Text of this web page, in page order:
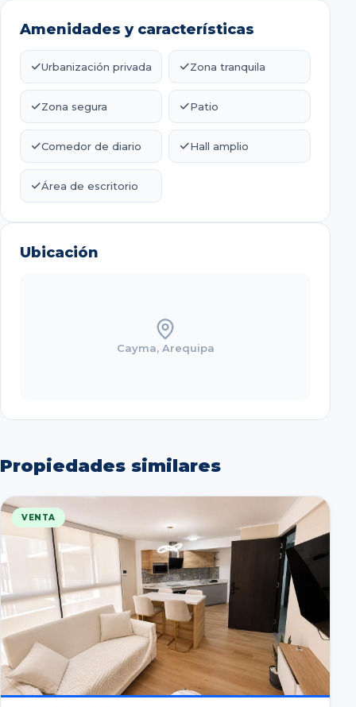
Amenidades y características
✓Urbanización privada ✓Zona tranquila
✓Zona segura ✓Patio
✓Comedor de diario ✓Hall amplio
✓Área de escritorio
Ubicación
Cayma, Arequipa
Propiedades similares
VENTA